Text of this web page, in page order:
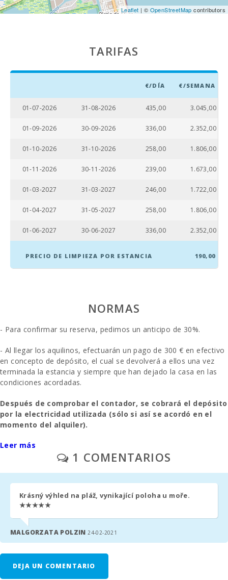
Cuevas del
Drach (km):
Playa de Muro
Playa de arena
- Playa de
restaurantes
(m):
Pueblo
de Palma (km):
Estación de
Palma (km):
aeropuerto
(кm):
Zona de
barbacoa:
Ducha
exterior:
Cuarto de
baño - aseo ,
cabina ducha :
baño - aseo,
bidet, bañera :
Dormitorio
Leaflet | © OpenStreetMap contributors
TARIFAS
€/DÍA €/SEMANA
01-07-2026 31-08-2026 435,00 3.045,00
01-09-2026 30-09-2026 336,00 2.352,00
01-10-2026 31-10-2026 258,00 1.806,00
01-11-2026 30-11-2026 239,00 1.673,00
01-03-2027 31-03-2027 246,00 1.722,00
01-04-2027 31-05-2027 258,00 1.806,00
01-06-2027 30-06-2027 336,00 2.352,00
PRECIO DE LIMPIEZA POR ESTANCIA 190,00
NORMAS
- Para confirmar su reserva, pedimos un anticipo de 30%.
- Al llegar los aquilinos, efectuarán un pago de 300 € en efectivo
en concepto de depósito, el cual se devolverá a ellos una vez
terminada la estancia y siempre que han dejado la casa en las
condiciones acordadas.
Después de comprobar el contador, se cobrará el depósito
por la electricidad utilizada (sólo si así se acordó en el
momento del alquiler).
- La limpieza final se paga por separado - 190 euros.
- Aparcamiento al aire libre - sin reservar.
- A solicitud previa: una cuna y una silla alta - 30€ por semana.
- Segunda cuna y trona - 10€ por día.
- En las habitaciones donde se puede añadir una cama extra y
Leer más
1 COMENTARIOS
Krásný výhled na pláž, vynikající poloha u moře.
★★★★★
MALGORZATA POLZIN24-02-2021
DEJA UN COMENTARIO